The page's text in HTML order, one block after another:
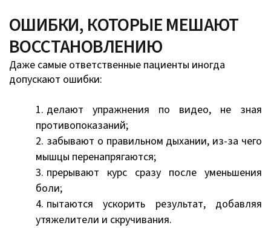
ОШИБКИ, КОТОРЫЕ МЕШАЮТ
ВОССТАНОВЛЕНИЮ
Даже самые ответственные пациенты иногда
допускают ошибки:
делают упражнения по видео, не зная
противопоказаний;
забывают о правильном дыхании, из-за чего
мышцы перенапрягаются;
прерывают курс сразу после уменьшения
боли;
пытаются ускорить результат, добавляя
утяжелители и скручивания.